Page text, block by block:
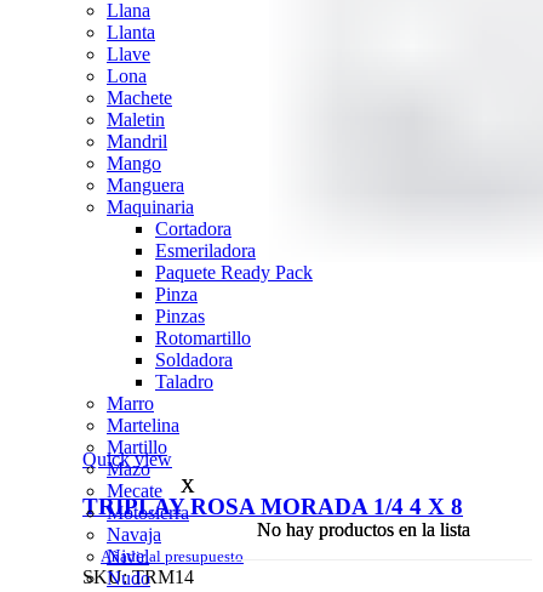
Quick view
TRIPLAY ROSA MORADA 1/4 4 X 8
Añadir al presupuesto
SKU:TRM14
X
No hay productos en la lista
X
No hay productos en la lista
Llana
Llanta
Llave
Lona
Machete
Maletin
Mandril
Mango
Manguera
Maquinaria
Cortadora
Esmeriladora
Paquete Ready Pack
Pinza
Pinzas
Rotomartillo
Soldadora
Taladro
Marro
Martelina
Martillo
Mazo
Mecate
Motosierra
Navaja
Nivel
Nudo